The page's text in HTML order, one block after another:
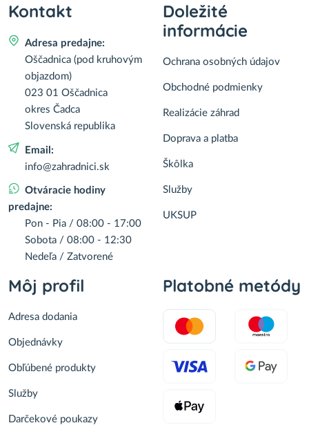
Kontakt
Adresa predajne:
Oščadnica (pod kruhovým
objazdom)
023 01 Oščadnica
okres Čadca
Slovenská republika
Email:
info@zahradnici.sk
Otváracie hodiny
predajne:
Pon - Pia / 08:00 - 17:00
Sobota / 08:00 - 12:30
Nedeľa / Zatvorené
Doležité
informácie
Ochrana osobných údajov
Obchodné podmienky
Realizácie záhrad
Doprava a platba
Škôlka
Služby
UKSUP
Môj profil
Adresa dodania
Objednávky
Obľúbené produkty
Služby
Darčekové poukazy
Platobné metódy